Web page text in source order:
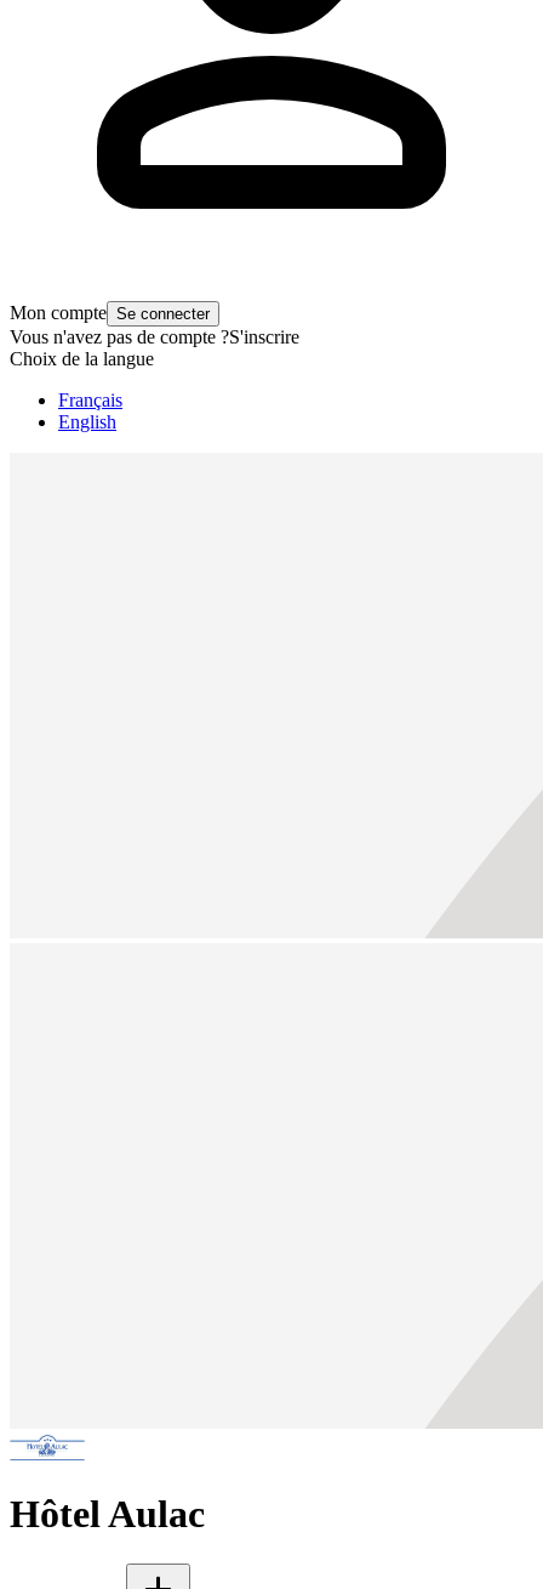
Mon compte Se connecter
Vous n'avez pas de compte ?S'inscrire
Choix de la langue
Français
English
Hôtel Aulac